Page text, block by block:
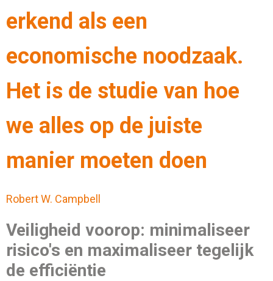
erkend als een
economische noodzaak.
Het is de studie van hoe
we alles op de juiste
manier moeten doen
Robert W. Campbell
Veiligheid voorop: minimaliseer
risico's en maximaliseer tegelijk
de efficiëntie